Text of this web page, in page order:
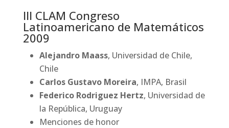
III CLAM Congreso
Latinoamericano de Matemáticos
2009
Alejandro Maass, Universidad de Chile,
Chile
Carlos Gustavo Moreira, IMPA, Brasil
Federico Rodriguez Hertz, Universidad de
la República, Uruguay
Menciones de honor